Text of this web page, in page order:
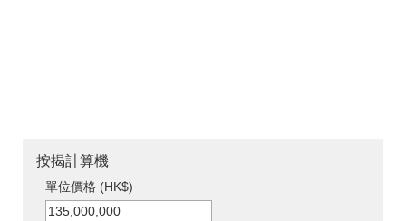
按揭計算機
單位價格 (HK$)